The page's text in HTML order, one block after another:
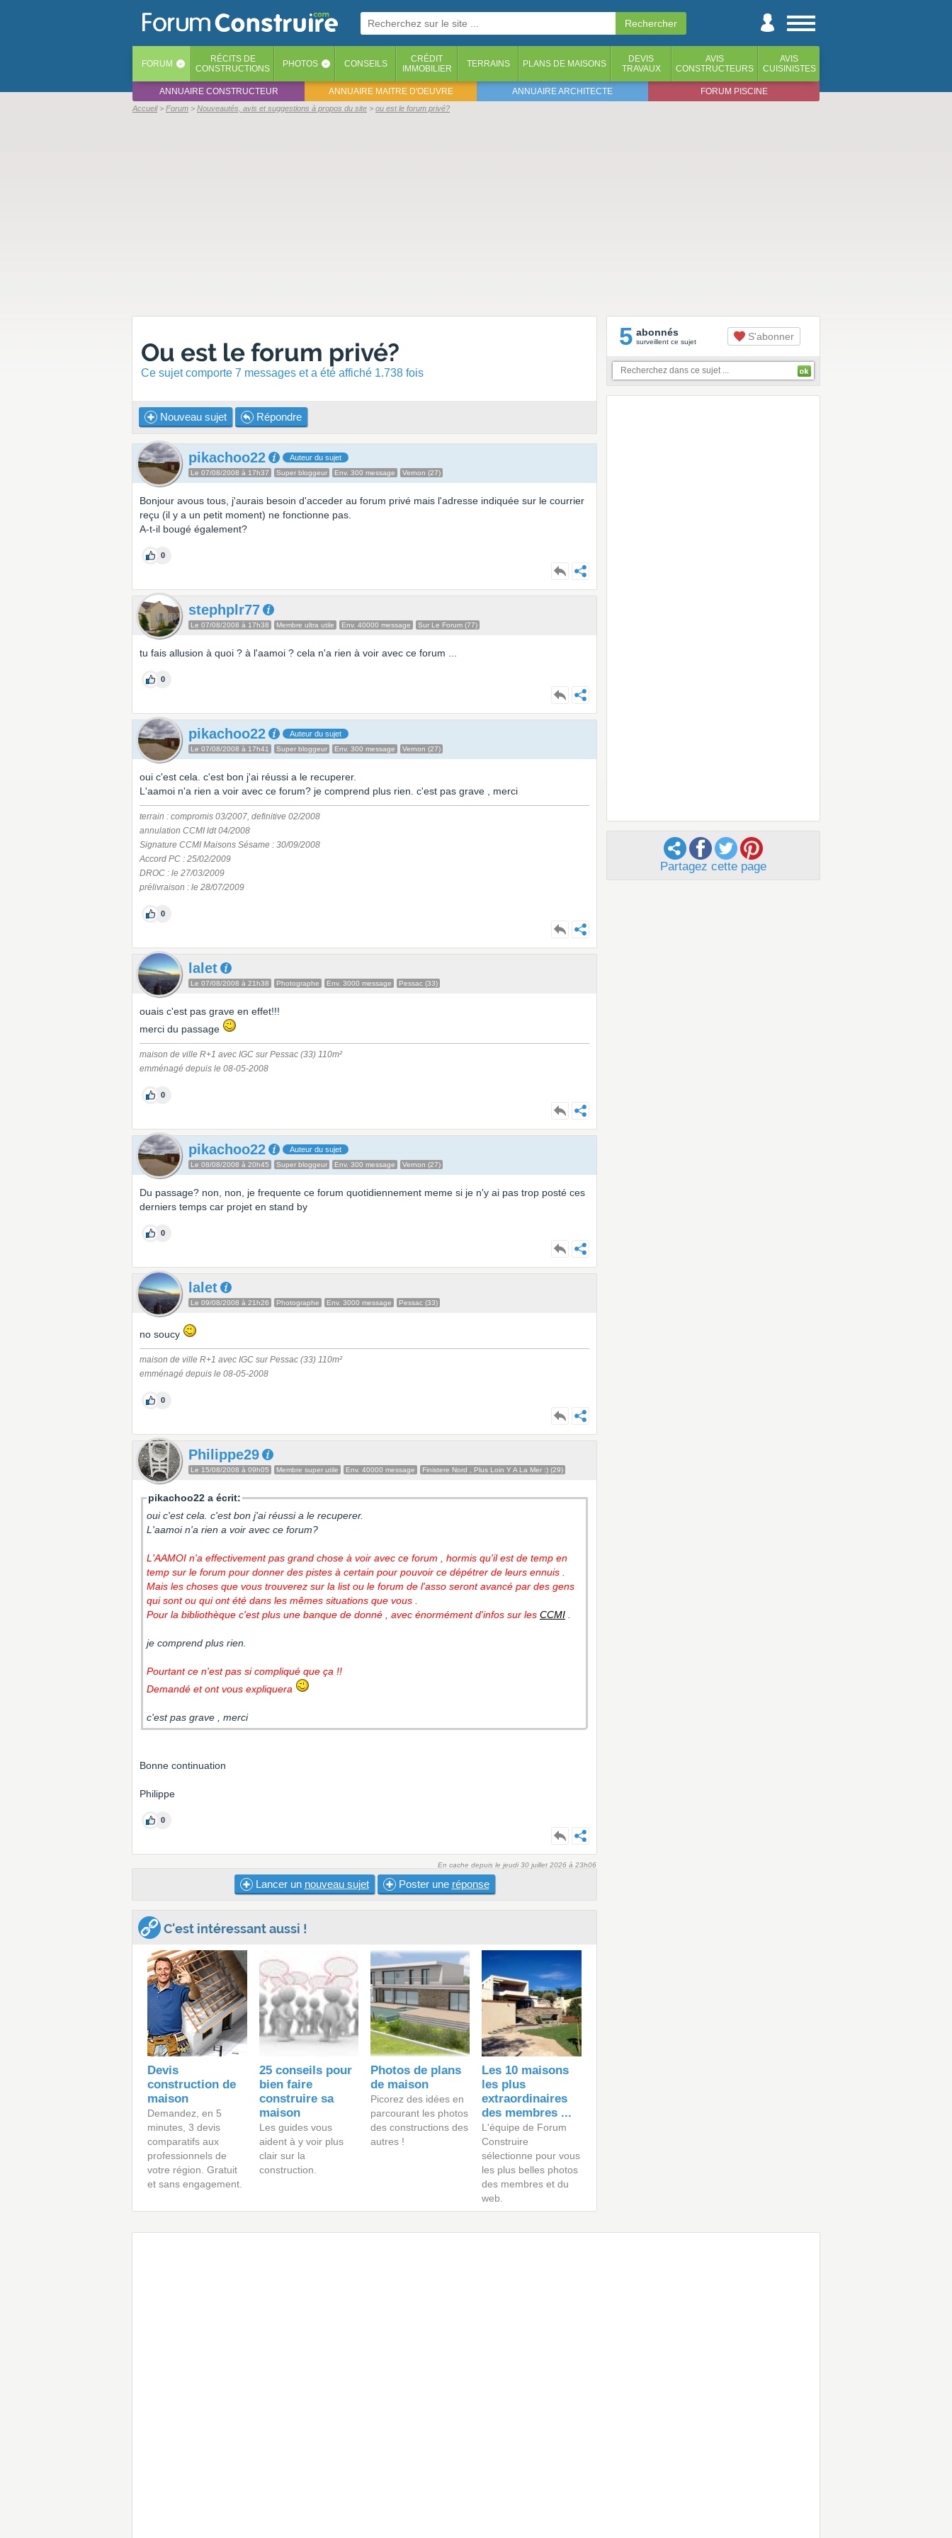
FORUM ‹ RÉCITS DE
CONSTRUCTIONS
PHOTOS ‹ CONSEILS
CRÉDIT
IMMOBILIER
TERRAINS PLANS DE MAISONS
DEVIS
TRAVAUX
AVIS
CONSTRUCTEURS
AVIS
CUISINISTES
ANNUAIRE CONSTRUCTEUR ANNUAIRE MAITRE D'OEUVRE ANNUAIRE ARCHITECTE FORUM PISCINE
Accueil Forum Nouveautés, avis et suggestions à propos du site ou est le forum privé?
Ou est le forum privé?
Ce sujet comporte 7 messages et a été affiché 1.738 fois
Nouveau sujet Répondre
pikachoo22 Auteur du sujet
Le 07/08/2008 à 17h37 Super bloggeur Env. 300 message Vernon (27)
Bonjour avous tous, j'aurais besoin d'acceder au forum privé mais l'adresse indiquée sur le courrier
reçu (il y a un petit moment) ne fonctionne pas.
A-t-il bougé également?
0
stephplr77
Le 07/08/2008 à 17h38 Membre ultra utile Env. 40000 message Sur Le Forum (77)
tu fais allusion à quoi ? à l'aamoi ? cela n'a rien à voir avec ce forum ...
0
pikachoo22 Auteur du sujet
Le 07/08/2008 à 17h41 Super bloggeur Env. 300 message Vernon (27)
oui c'est cela. c'est bon j'ai réussi a le recuperer.
L'aamoi n'a rien a voir avec ce forum? je comprend plus rien. c'est pas grave , merci
terrain : compromis 03/2007, definitive 02/2008
annulation CCMI ldt 04/2008
Signature CCMI Maisons Sésame : 30/09/2008
Accord PC : 25/02/2009
DROC : le 27/03/2009
prélivraison : le 28/07/2009
0
lalet
Le 07/08/2008 à 21h38 Photographe Env. 3000 message Pessac (33)
ouais c'est pas grave en effet!!!
merci du passage
maison de ville R+1 avec IGC sur Pessac (33) 110m²
emménagé depuis le 08-05-2008
0
pikachoo22 Auteur du sujet
Le 08/08/2008 à 20h45 Super bloggeur Env. 300 message Vernon (27)
Du passage? non, non, je frequente ce forum quotidiennement meme si je n'y ai pas trop posté ces
derniers temps car projet en stand by
0
lalet
Le 09/08/2008 à 21h26 Photographe Env. 3000 message Pessac (33)
no soucy
maison de ville R+1 avec IGC sur Pessac (33) 110m²
emménagé depuis le 08-05-2008
0
Philippe29
Le 15/08/2008 à 09h05 Membre super utile Env. 40000 message Finistere Nord , Plus Loin Y A La Mer :) (29)
pikachoo22 a écrit:
oui c'est cela. c'est bon j'ai réussi a le recuperer.
L'aamoi n'a rien a voir avec ce forum?
L'AAMOI n'a effectivement pas grand chose à voir avec ce forum , hormis qu'il est de temp en
temp sur le forum pour donner des pistes à certain pour pouvoir ce dépétrer de leurs ennuis .
Mais les choses que vous trouverez sur la list ou le forum de l'asso seront avancé par des gens
qui sont ou qui ont été dans les mêmes situations que vous .
Pour la bibliothèque c'est plus une banque de donné , avec énormément d'infos sur les CCMI
je comprend plus rien.
Pourtant ce n'est pas si compliqué que ça !!
Demandé et ont vous expliquera
c'est pas grave , merci
Bonne continuation
Philippe
0
En cache depuis le jeudi 30 juillet 2026 à 23h06
Lancer un nouveau sujet Poster une réponse
C'est intéressant aussi !
Devis
construction de
maison
Demandez, en 5
minutes, 3 devis
comparatifs aux
professionnels de
votre région. Gratuit
et sans engagement.
25 conseils pour
bien faire
construire sa
maison
Les guides vous
aident à y voir plus
clair sur la
construction.
Photos de plans
de maison
Picorez des idées en
parcourant les photos
des constructions des
autres !
Les 10 maisons
les plus
extraordinaires
des membres ...
L'équipe de Forum
Construire
sélectionne pour vous
les plus belles photos
des membres et du
web.
5 abonnés
surveillent ce sujet S'abonner
Partagez cette page